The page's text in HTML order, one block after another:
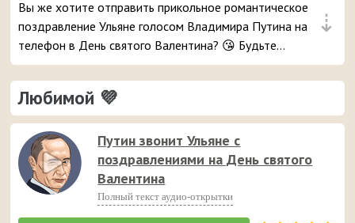
⇣
Вы же хотите отправить прикольное романтическое
поздравление Ульяне голосом Владимира Путина на
телефон в День святого Валентина? 😘 Будьте
уверены, ей точно понравится – и неожиданный
звонок и такое весёлое аудио признание ❤ 👏
Любимой 💜
Путин звонит Ульяне с
поздравлениями на День святого
Валентина
Полный текст аудио-открытки